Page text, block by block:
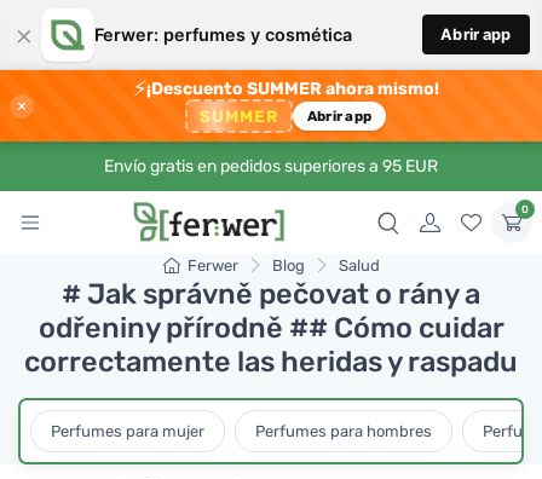
× Ferwer: perfumes y cosmética Abrir app
×
⚡¡Descuento SUMMER ahora mismo!
SUMMER Abrir app
Envío gratis en pedidos superiores a 95 EUR
0
Ferwer Blog Salud
# Jak správně pečovat o rány a
odřeniny přírodně ## Cómo cuidar
correctamente las heridas y raspadu
Perfumes para mujer Perfumes para hombres